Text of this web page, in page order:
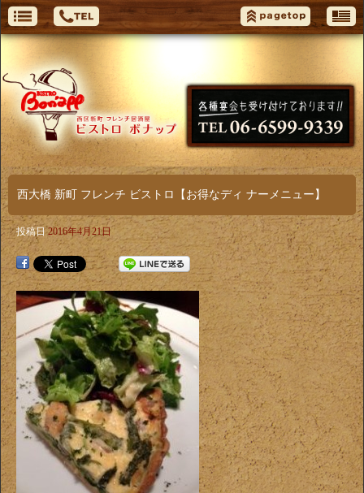
西大橋 新町 フレンチ ビストロ【お得なディ ナーメニュー】
投稿日 2016年4月21日